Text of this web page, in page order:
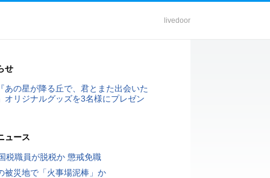
livedoor
せ
あの星が降る丘で、君とまた出会いた
オリジナルグッズを3名様にプレゼン
ュース
税職員が脱税か 懲戒免職
被災地で「火事場泥棒」か